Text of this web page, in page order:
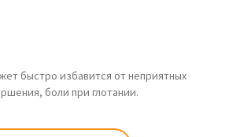
быстро избавится от неприятных
боли при глотании.